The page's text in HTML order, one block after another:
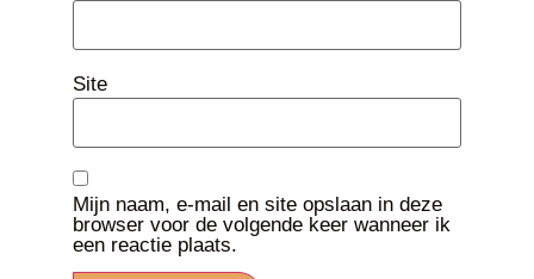
Site
Mijn naam, e-mail en site opslaan in deze
browser voor de volgende keer wanneer ik
een reactie plaats.